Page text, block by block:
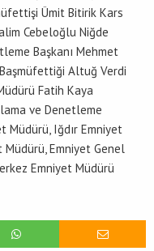
Ümit Bitirik Kars
Cebeloğlu Niğde
Başkanı Mehmet
Altuğ Verdi
Fatih Kaya
ve Denetleme
Müdürü, Iğdır Emniyet
Müdürü, Emniyet Genel
Emniyet Müdürü